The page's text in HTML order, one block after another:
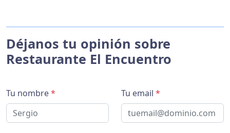
Déjanos tu opinión sobre
Restaurante El Encuentro
Tu nombre* Tu email *